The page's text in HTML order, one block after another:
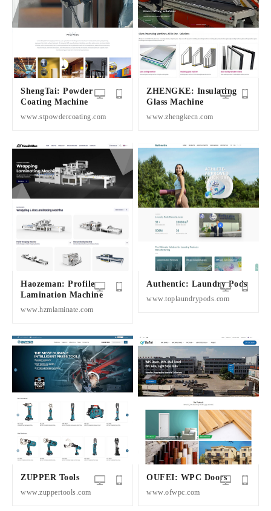
ShengTai: Powder
Coating Machine
www.stpowdercoating.com
ZHENGKE: Insulating
Glass Machine
www.zhengkecn.com
Haozeman: Profile
Lamination Machine
www.hzmlaminate.com
Authentic: Laundry Pods
www.toplaundrypods.com
ZUPPER Tools
www.zuppertools.com
OUFEI: WPC Doors
www.ofwpc.com